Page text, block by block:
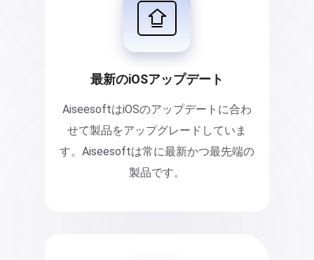
最新のiOSアップデート
AiseesoftはiOSのアップデートに合わ
せて製品をアップグレードしていま
す。Aiseesoftは常に最新かつ最先端の
製品です。